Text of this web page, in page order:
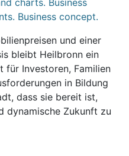
und einer
bleibt Heilbronn ein
für Investoren, Familien
in Bildung
dass sie bereit ist,
dynamische Zukunft zu